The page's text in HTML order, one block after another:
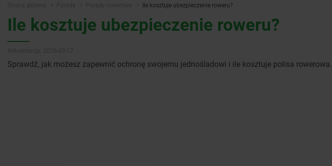
Ile kosztuje ubezpieczenie roweru?
Ile kosztuje ubezpieczenie roweru?
Sprawdź, jak możesz zapewnić ochronę swojemu jednośladowi i ile kosztuje polisa rowerowa.